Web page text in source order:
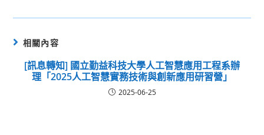
相關內容
[訊息轉知] 國立勤益科技大學人工智慧應用工程系辦
理「2025人工智慧實務技術與創新應用研習營」
2025-06-25